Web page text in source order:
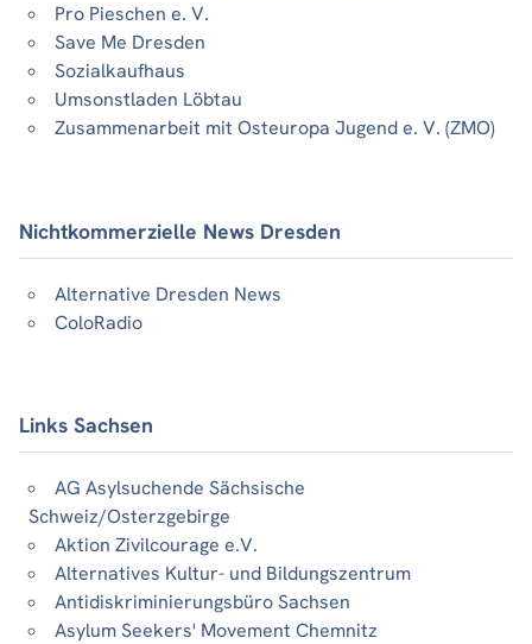
Pro Pieschen e. V.
Save Me Dresden
Sozialkaufhaus
Umsonstladen Löbtau
Zusammenarbeit mit Osteuropa Jugend e. V. (ZMO)
Nichtkommerzielle News Dresden
Alternative Dresden News
ColoRadio
Links Sachsen
AG Asylsuchende Sächsische
Schweiz/Osterzgebirge
Aktion Zivilcourage e.V.
Alternatives Kultur- und Bildungszentrum
Antidiskriminierungsbüro Sachsen
Asylum Seekers' Movement Chemnitz